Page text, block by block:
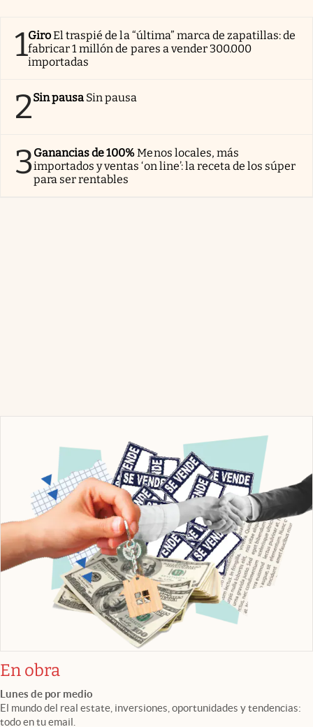
1GiroEl traspié de la “última” marca de zapatillas: de
fabricar 1 millón de pares a vender 300.000
importadas
2Sin pausa Sin pausa
3Ganancias de 100%Menos locales, más
importados y ventas ‘on line’: la receta de los súper
para ser rentables
En obra
Lunes de por medio
El mundo del real estate, inversiones, oportunidades y tendencias:
todo en tu email.